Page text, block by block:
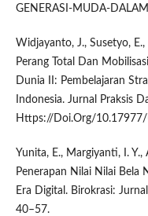
GENERASI-MUDA-
Widjayanto, J., Susetyo, E.,
Perang Total Dan
Dunia II: Pembelajaran
Indonesia. Jurnal Praksis
Https://Doi.Org/
Yunita, E., Margiyanti, I. Y.,
Penerapan Nilai Nilai Bela
Era Digital. Birokrasi:
40–57.